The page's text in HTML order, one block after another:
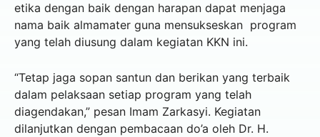
etika dengan baik dengan harapan dapat menjaga
nama baik almamater guna mensukseskan program
yang telah diusung dalam kegiatan KKN ini.
“Tetap jaga sopan santun dan berikan yang terbaik
dalam pelaksaan setiap program yang telah
diagendakan,” pesan Imam Zarkasyi. Kegiatan
dilanjutkan dengan pembacaan do’a oleh Dr. H.